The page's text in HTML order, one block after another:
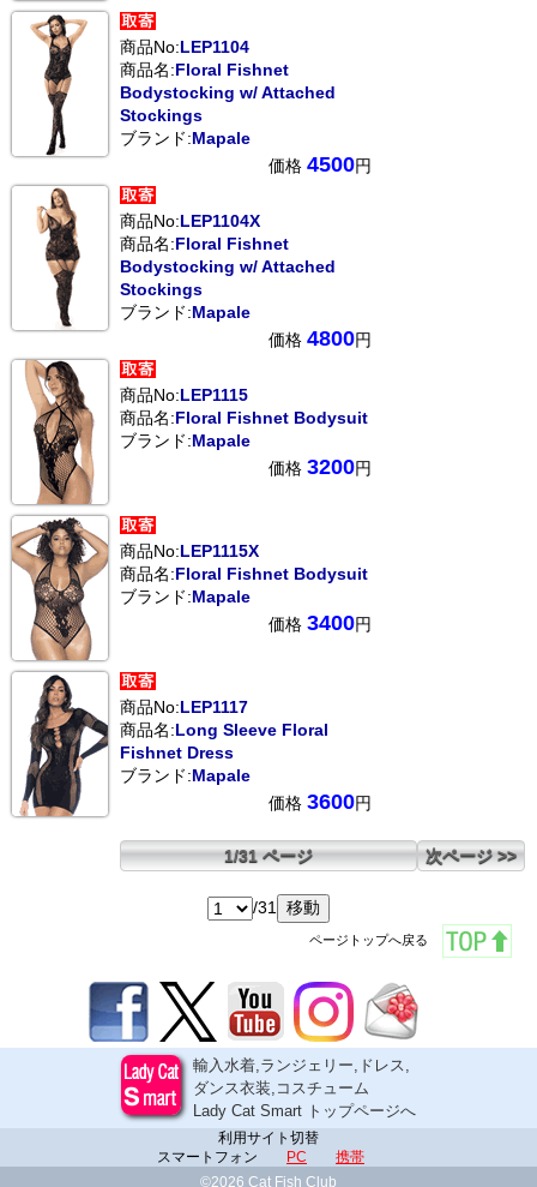
商品No:LEP1104
商品名:Floral Fishnet
Bodystocking w/ Attached
Stockings
ブランド:Mapale
価格 4500円
商品No:LEP1104X
商品名:Floral Fishnet
Bodystocking w/ Attached
Stockings
ブランド:Mapale
価格 4800円
商品No:LEP1115
商品名:Floral Fishnet Bodysuit
ブランド:Mapale
価格 3200円
商品No:LEP1115X
商品名:Floral Fishnet Bodysuit
ブランド:Mapale
価格 3400円
商品No:LEP1117
商品名:Long Sleeve Floral
Fishnet Dress
ブランド:Mapale
価格 3600円
1/31 ページ 次ページ >>
/31
ページトップへ戻る
輸入水着,ランジェリー,ドレス,
ダンス衣装,コスチューム
Lady Cat Smart トップページへ
利用サイト切替
スマートフォン
PC
携帯
©2026 Cat Fish Club